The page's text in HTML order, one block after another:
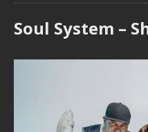
Soul System –